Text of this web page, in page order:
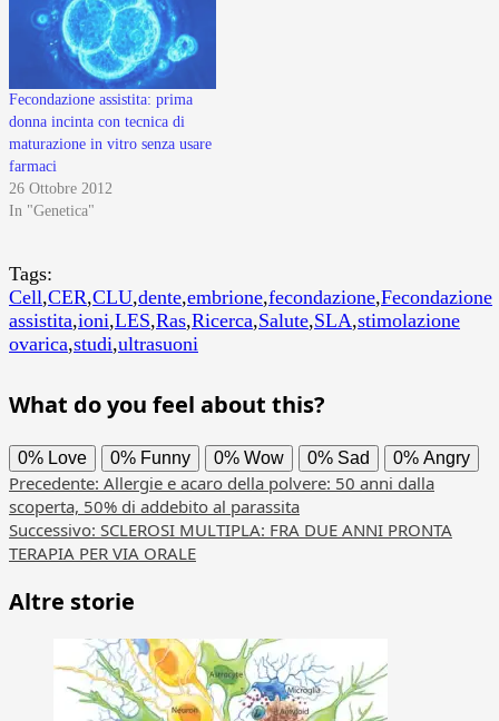
Fecondazione assistita: prima
donna incinta con tecnica di
maturazione in vitro senza usare
farmaci
26 Ottobre 2012
In "Genetica"
Tags:
Cell,CER,CLU,dente,embrione,fecondazione,Fecondazione
assistita,ioni,LES,Ras,Ricerca,Salute,SLA,stimolazione
ovarica,studi,ultrasuoni
What do you feel about this?
0% Love 0% Funny 0% Wow 0% Sad 0% Angry
Navigazione
articolo
Precedente: Allergie e acaro della polvere: 50 anni dalla
scoperta, 50% di addebito al parassita
Successivo: SCLEROSI MULTIPLA: FRA DUE ANNI PRONTA
TERAPIA PER VIA ORALE
Altre storie